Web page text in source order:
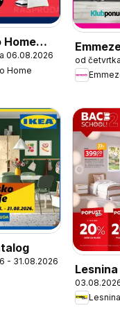
Home
06.08.2026
Home
Katalog
od
- 31.08.2026
school!
Lesnina